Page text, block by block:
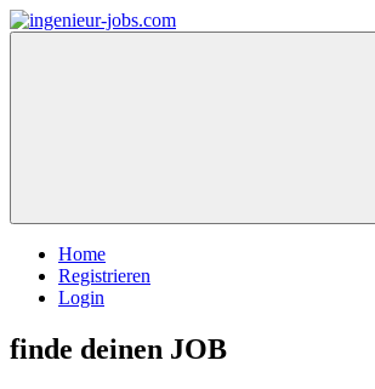
Home
Registrieren
Login
finde deinen JOB